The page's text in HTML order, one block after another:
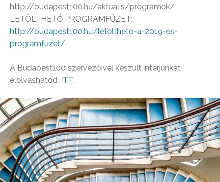
http://budapest100.hu/aktualis/programok/
LETÖLTHETŐ PROGRAMFÜZET:
http://budapest100.hu/letoltheto-a-2019-es-
programfuzet/”
A Budapest100 szervezőivel készült interjúnkat
elolvashatod: ITT.